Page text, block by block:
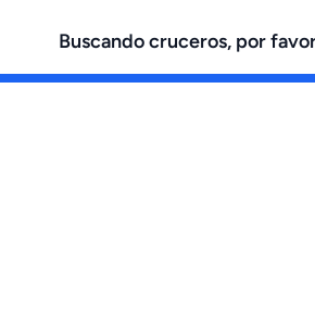
Buscando cruceros, por